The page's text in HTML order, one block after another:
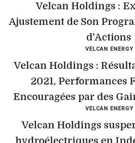
Velcan Holdings :
Ajustement de Son
d'Actions
VELCAN ENERGY
Velcan Holdings :
2021, Performances
Encouragées par des
VELCAN ENERGY
Velcan Holdings